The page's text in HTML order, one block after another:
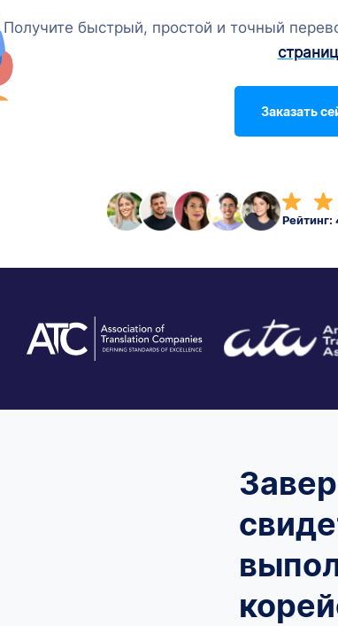
Получите быстрый, простой и точный
Заказать
Рейтинг: